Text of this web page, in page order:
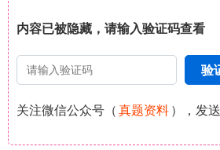
内容已被隐藏，请输入验证码查看
关注微信公众号（ 真题资料 ），发送